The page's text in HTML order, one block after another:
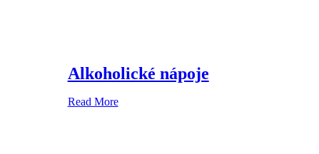
Alkoholické nápoje
Read More